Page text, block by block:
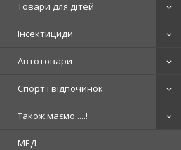
Товари для дітей
Інсектициди
Автотовари
Спорт і відпочинок
Також маємо.....!
МЕД